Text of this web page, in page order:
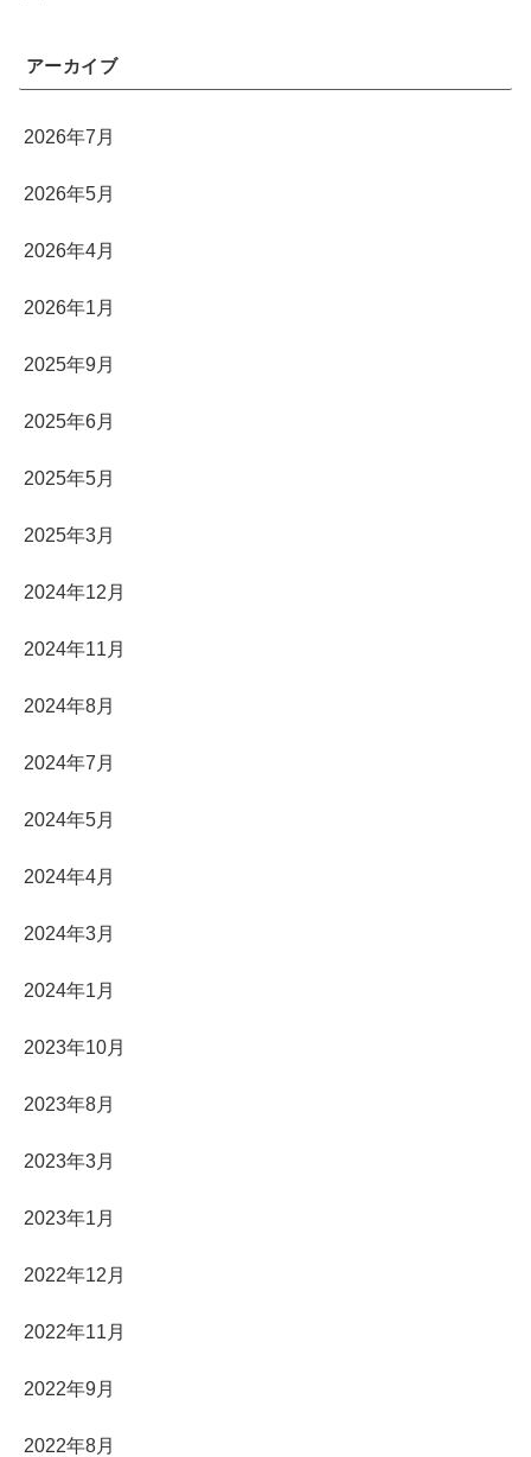
アーカイブ
2026年7月
2026年5月
2026年4月
2026年1月
2025年9月
2025年6月
2025年5月
2025年3月
2024年12月
2024年11月
2024年8月
2024年7月
2024年5月
2024年4月
2024年3月
2024年1月
2023年10月
2023年8月
2023年3月
2023年1月
2022年12月
2022年11月
2022年9月
2022年8月